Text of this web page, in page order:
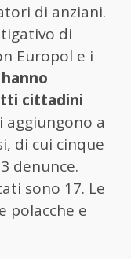
di anziani.
di
Europol e i
hanno
cittadini
aggiungono a
di cui cinque
denunce.
sono 17. Le
polacche e